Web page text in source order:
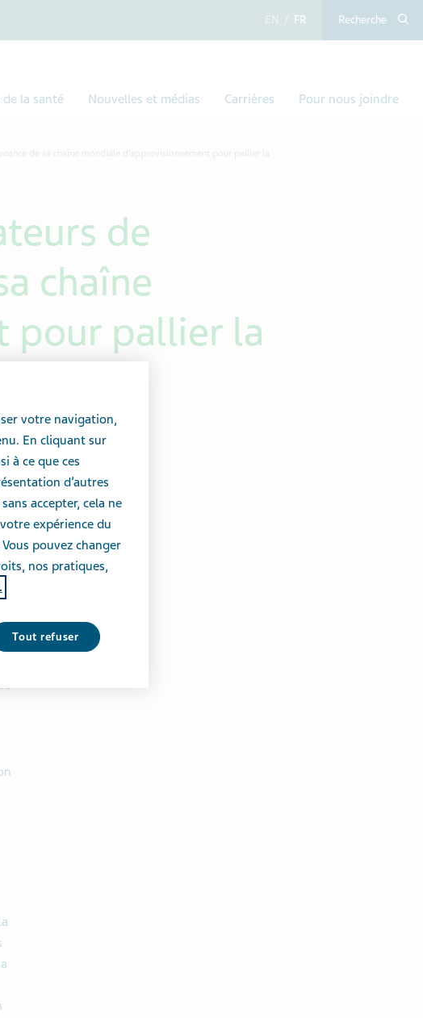
anglais françaisRecherche
la santé Nouvelles et médias Carrières Pour nous joindre
de
chaîne
pour pallier la
votre navigation,
En cliquant sur
à ce que ces
d’autres
accepter, cela ne
expérience du
pouvez changer
nos pratiques,
Tout refuser